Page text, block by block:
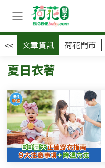
<< 文章資訊 荷花門市
夏日衣著